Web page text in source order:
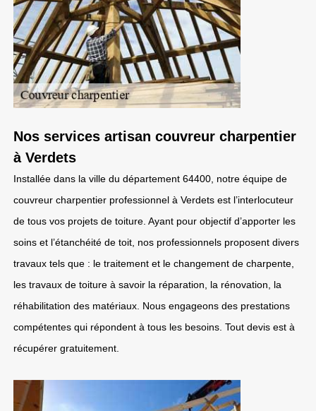
Nos services artisan couvreur charpentier
à Verdets
Installée dans la ville du département 64400, notre équipe de
couvreur charpentier professionnel à Verdets est l’interlocuteur
de tous vos projets de toiture. Ayant pour objectif d’apporter les
soins et l’étanchéité de toit, nos professionnels proposent divers
travaux tels que : le traitement et le changement de charpente,
les travaux de toiture à savoir la réparation, la rénovation, la
réhabilitation des matériaux. Nous engageons des prestations
compétentes qui répondent à tous les besoins. Tout devis est à
récupérer gratuitement.